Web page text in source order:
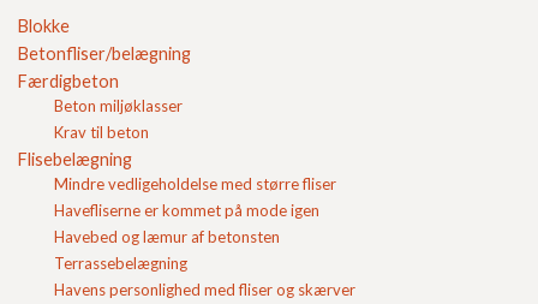
Blokke
Betonfliser/belægning
Færdigbeton
Beton miljøklasser
Krav til beton
Flisebelægning
Mindre vedligeholdelse med større fliser
Havefliserne er kommet på mode igen
Havebed og læmur af betonsten
Terrassebelægning
Havens personlighed med fliser og skærver
Brochurer
Referencer
Om FC
Kontakt
Login
Film om FC Beton A/S
Her kan du se en lille video med vores reklame spot der
kan høres i radioen.